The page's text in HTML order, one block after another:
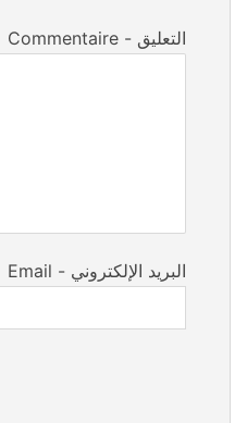
Commentaire - التعليق
Email - البريد الإلكتروني